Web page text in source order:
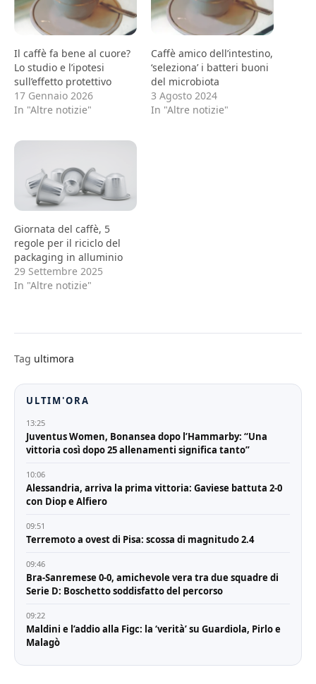
Il caffè fa bene al cuore?
Lo studio e l’ipotesi
sull’effetto protettivo
17 Gennaio 2026
In "Altre notizie"
Caffè amico dell’intestino,
‘seleziona’ i batteri buoni
del microbiota
3 Agosto 2024
In "Altre notizie"
Giornata del caffè, 5
regole per il riciclo del
packaging in alluminio
29 Settembre 2025
In "Altre notizie"
Tag ultimora
ULTIM'ORA
13:25
Juventus Women, Bonansea dopo l’Hammarby: “Una
vittoria così dopo 25 allenamenti significa tanto”
10:06
Alessandria, arriva la prima vittoria: Gaviese battuta 2-0
con Diop e Alfiero
09:51
Terremoto a ovest di Pisa: scossa di magnitudo 2.4
09:46
Bra-Sanremese 0-0, amichevole vera tra due squadre di
Serie D: Boschetto soddisfatto del percorso
09:22
Maldini e l’addio alla Figc: la ‘verità’ su Guardiola, Pirlo e
Malagò